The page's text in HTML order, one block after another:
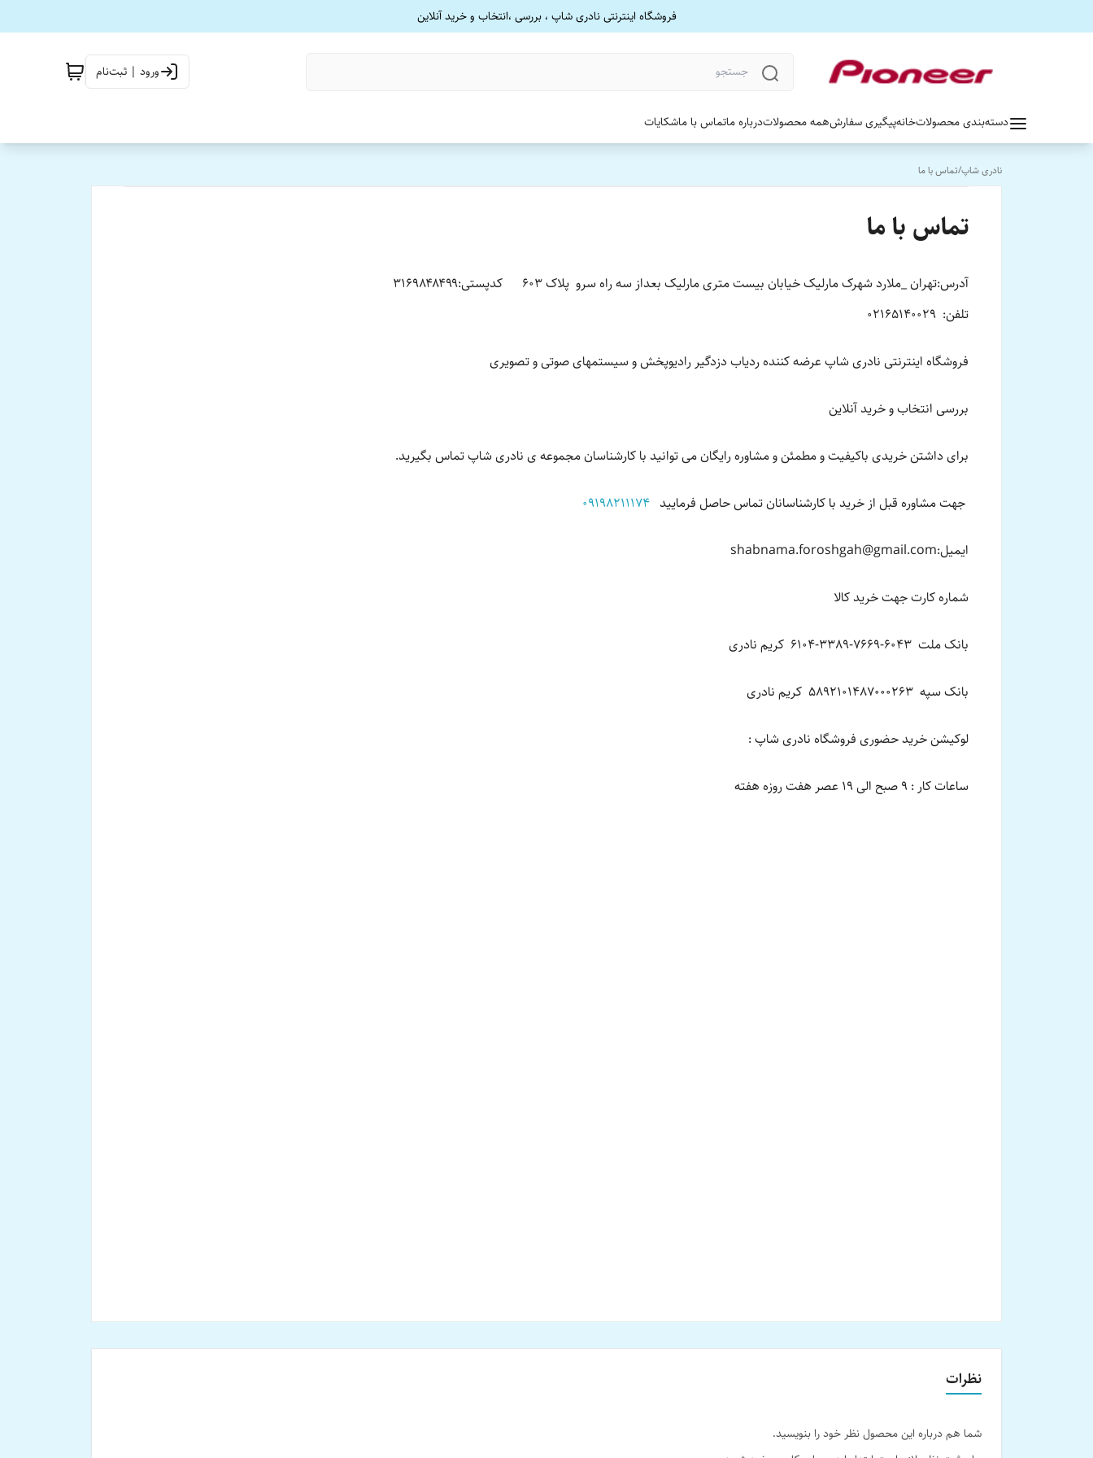
فروشگاه اینترنتی نادری شاپ ، بررسی ،انتخاب و خرید آنلاین
ورود | ثبت‌نام
دسته‌بندی محصولاتخانهپیگیری سفارشهمه محصولاتدرباره ماتماس با ماشکایات
نادری شاپ/تماس با ما
تماس با ما
آدرس:تهران _ملارد شهرک مارلیک خیابان بیست متری مارلیک بعداز سه راه سرو پلاک ۶۰۳ کدپستی:۳۱۶۹۸۴۸۴۹۹
تلفن: 02165140029
فروشگاه اینترنتی نادری شاپ عرضه کننده ردیاب دزدگیر رادیوپخش و سیستمهای صوتی و تصویری
بررسی انتخاب و خرید آنلاین
برای داشتن خریدی باکیفیت و مطمئن و مشاوره رایگان می توانید با کارشناسان مجموعه ی نادری شاپ تماس بگیرید.
جهت مشاوره قبل از خرید با کارشناسانان تماس حاصل فرمایید 09198211174
ایمیل:shabnama.foroshgah@gmail.com
شماره کارت جهت خرید کالا
بانک ملت 6043-7669-3389-6104 کریم نادری
بانک سپه 5892101487000263 کریم نادری
لوکیشن خرید حضوری فروشگاه نادری شاپ :
ساعات کار : 9 صبح الی 19 عصر هفت روزه هفته
نظرات
شما هم درباره این محصول نظر خود را بنویسید.